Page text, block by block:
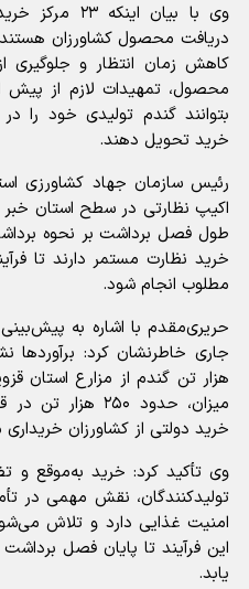
وی با بیان
دریافت محصول کشاورزان
کاهش زمان انتظار و جلوگیری
محصول، تمهیدات لازم از پیش
بتوانند گندم تولیدی خود را
خرید تحویل دهند.
اکیپ نظارتی در سطح استان
طول فصل برداشت بر نحوه
خرید نظارت مستمر دارند تا
مطلوب انجام شود.
حریری‌مقدم با اشاره به
هزار تن گندم از مزارع استان
میزان، حدود ۲۵۰
خرید دولتی از کشاورزان
وی تأکید کرد: خرید به‌موقع و
تولیدکنندگان، نقش مهمی در
امنیت غذایی دارد و تلاش
این فرآیند تا پایان فصل
یابد.